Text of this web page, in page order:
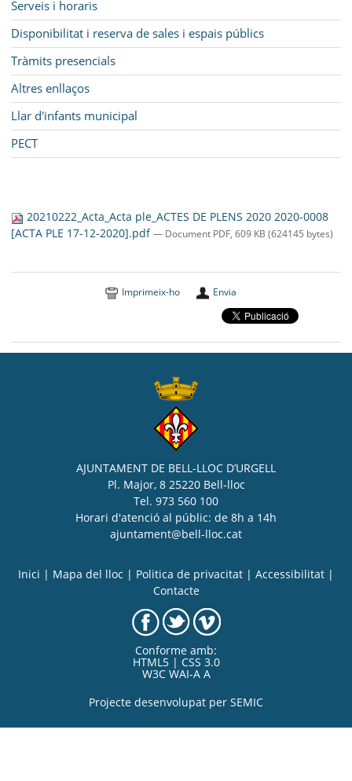
Serveis i horaris
Disponibilitat i reserva de sales i espais públics
Tràmits presencials
Altres enllaços
Llar d'infants municipal
PECT
20210222_Acta_Acta ple_ACTES DE PLENS 2020 2020-0008
[ACTA PLE 17-12-2020].pdf— Document PDF, 609 KB (624145 bytes)
Imprimeix-ho Envia
AJUNTAMENT DE BELL-LLOC D’URGELL
Pl. Major, 8 25220 Bell-lloc
Tel. 973 560 100
Horari d'atenció al públic: de 8h a 14h
ajuntament@bell-lloc.cat
Inici | Mapa del lloc | Politica de privacitat | Accessibilitat |
Contacte
Conforme amb:
HTML5 | CSS 3.0
W3C WAI-A A
Projecte desenvolupat per SEMIC